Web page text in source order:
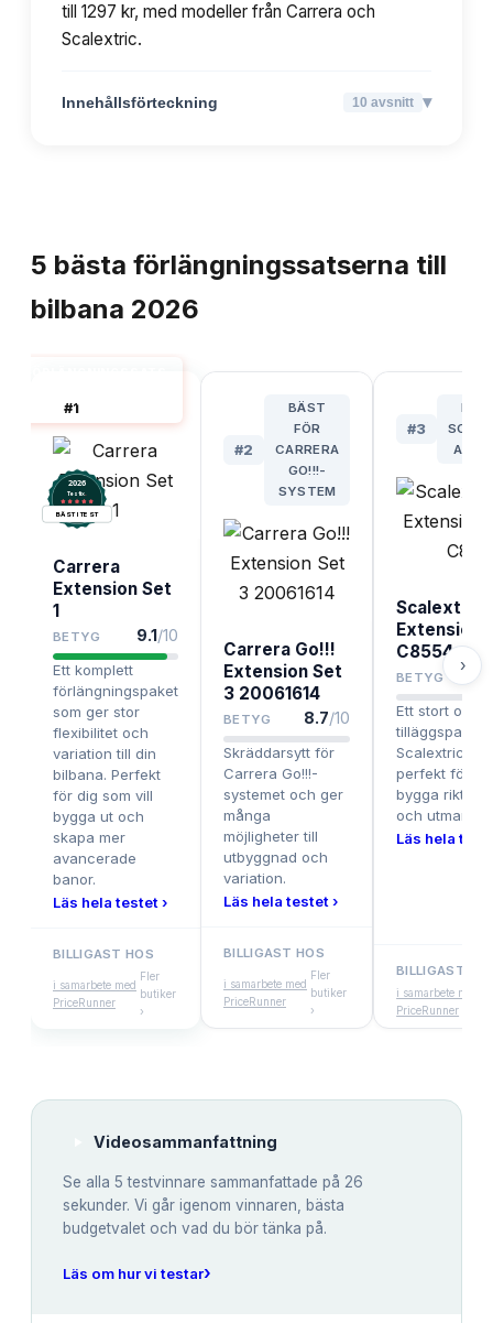
till 1297 kr, med modeller från Carrera och
Scalextric.
Innehållsförteckning 10 avsnitt ▾
5 bästa förlängningssatserna till
bilbana 2026
TEST
#1
2026
Testix.
BÄST I TEST
Carrera
Extension Set
1
BETYG 9.1/10
Ett komplett
förlängningspaket
som ger stor
flexibilitet och
variation till din
bilbana. Perfekt
för dig som vill
bygga ut och
skapa mer
avancerade
banor.
Läs hela testet ›
BILLIGAST HOS
i samarbete med
PriceRunner
Fler
butiker
›
#2
BÄST
FÖR
CARRERA
GO!!!-
SYSTEM
Carrera Go!!!
Extension Set
3 20061614
BETYG 8.7/10
Skräddarsytt för
Carrera Go!!!-
systemet och ger
många
möjligheter till
utbyggnad och
variation.
Läs hela testet ›
BILLIGAST HOS
i samarbete med
PriceRunner
Fler
butiker
›
#3
Scalextric
Extension
C8554
BETYG
Ett stort och
tilläggspaket
Scalextric-
perfekt för
bygga riktigt
och
Läs hela
BILLIGAST
i samarbete med
PriceRunner
›
Videosammanfattning
Se alla 5 testvinnare sammanfattade på 26
sekunder. Vi går igenom vinnaren, bästa
budgetvalet och vad du bör tänka på.
Läs om hur vi testar›